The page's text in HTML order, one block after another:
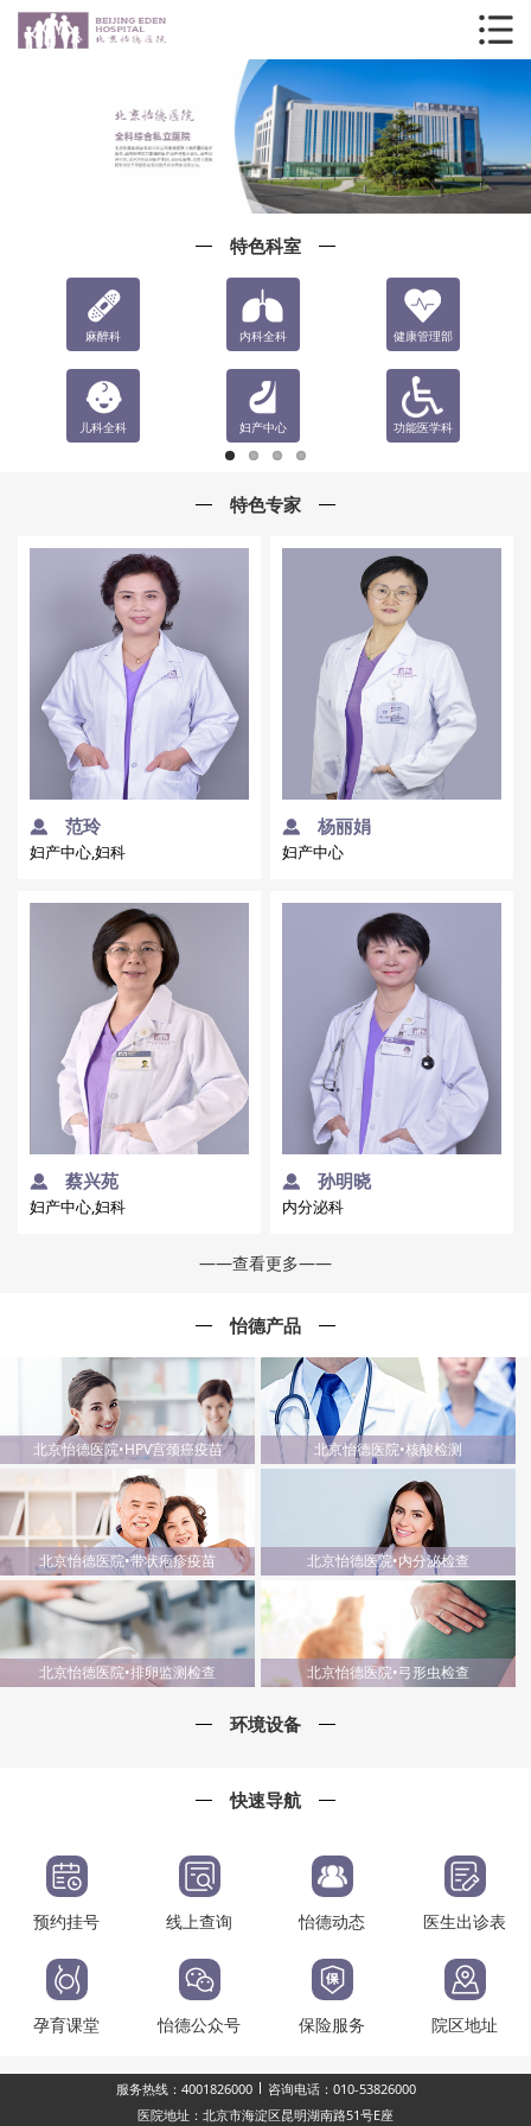
特色科室
麻醉科 内科全科 健康管理部
儿科全科 妇产中心 功能医学科
特色专家
范玲
妇产中心,妇科
杨丽娟
妇产中心
蔡兴苑
妇产中心,妇科
孙明晓
内分泌科
——查看更多——
怡德产品
北京怡德医院•HPV宫颈癌疫苗 北京怡德医院•核酸检测
北京怡德医院•带状疱疹疫苗 北京怡德医院•内分泌检查
北京怡德医院•排卵监测检查 北京怡德医院•弓形虫检查
环境设备
快速导航
预约挂号 线上查询 怡德动态 医生出诊表
孕育课堂 怡德公众号 保险服务 院区地址
服务热线：4001826000
咨询电话：010-53826000
医院地址：北京市海淀区昆明湖南路51号E座